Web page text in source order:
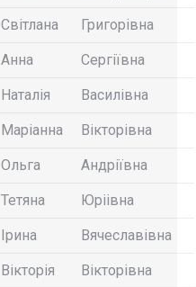
Світлана Григорівна
Анна Сергіївна
Наталія Василівна
Маріанна Вікторівна
Ольга Андріївна
Тетяна Юріівна
Ірина Вячеславівна
Вікторія Вікторівна